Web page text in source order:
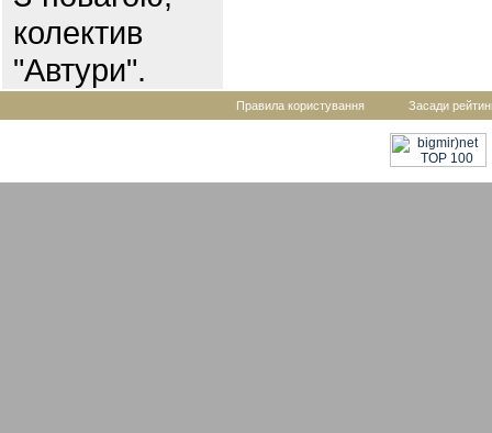
колектив
"Автури".
Правила користування Засади